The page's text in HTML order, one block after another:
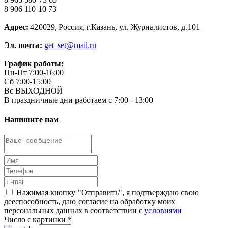
8 906 110 10 73
Адрес: 420029, Россия, г.Казань, ул. Журналистов, д.101
Эл. почта: get_set@mail.ru
График работы:
Пн-Пт 7:00-16:00
Сб 7:00-15:00
Вс ВЫХОДНОЙ
В праздничные дни работаем с 7:00 - 13:00
Напишите нам
Нажимая кнопку "Отправить", я подтверждаю свою
дееспособность, даю согласие на обработку моих
персональных данных в соответствии с условиями
Число с картинки *